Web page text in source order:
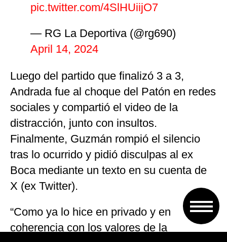
pic.twitter.com/4SlHUiijO7
— RG La Deportiva (@rg690)
April 14, 2024
Luego del partido que finalizó 3 a 3,
Andrada fue al choque del Patón en redes
sociales y compartió el video de la
distracción, junto con insultos.
Finalmente, Guzmán rompió el silencio
tras lo ocurrido y pidió disculpas al ex
Boca mediante un texto en su cuenta de
X (ex Twitter).
“Como ya lo hice en privado y en
coherencia con los valores de la